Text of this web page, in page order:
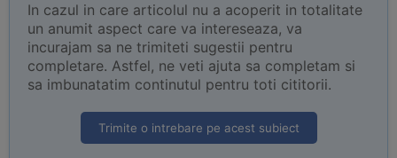
In cazul in care articolul nu a acoperit in totalitate
un anumit aspect care va intereseaza, va
incurajam sa ne trimiteti sugestii pentru
completare. Astfel, ne veti ajuta sa completam si
sa imbunatatim continutul pentru toti cititorii.
Trimite o intrebare pe acest subiect